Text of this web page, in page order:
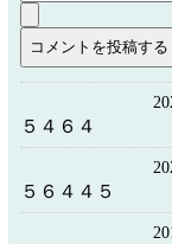
５４６４
５６４４５